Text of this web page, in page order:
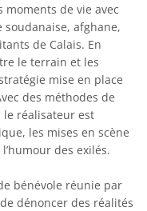
de vie avec
soudanaise, afghane,
de Calais. En
le terrain et les
mise en place
des méthodes de
réalisateur est
les mises en scène
des exilés.
bénévole réunie par
dénoncer des réalités